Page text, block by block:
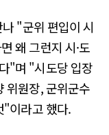
"군위 편입이 시
왜 그런지 시·도
"며 "시도당 입장
위원장, 군위군수
"이라고 했다.